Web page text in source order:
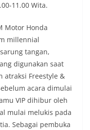
11.00 Wita.
Motor Honda
millennial
tangan,
digunakan saat
atraksi Freestyle &
acara dimulai
VIP dihibur oleh
mulai melukis pada
Sebagai pembuka